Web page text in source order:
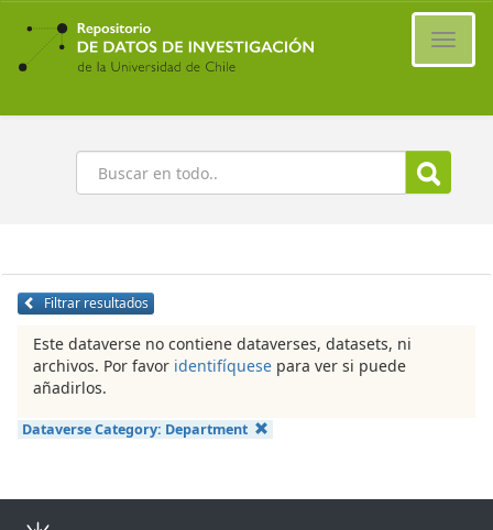
Ir
contenido
principal
Buscar
Filtrar resultados
Este dataverse no contiene dataverses, datasets, ni
archivos. Por favor identifíquese para ver si puede
añadirlos.
Dataverse Category: Department